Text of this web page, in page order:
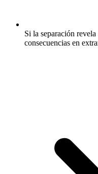
Si la separación
consecuencias en